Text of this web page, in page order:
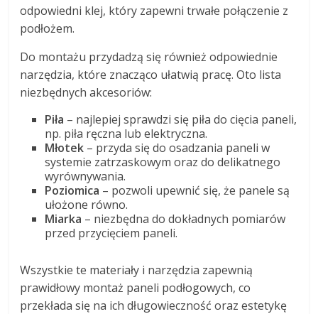
odpowiedni klej, który zapewni trwałe połączenie z
podłożem.
Do montażu przydadzą się również odpowiednie
narzędzia, które znacząco ułatwią pracę. Oto lista
niezbędnych akcesoriów:
Piła – najlepiej sprawdzi się piła do cięcia paneli,
np. piła ręczna lub elektryczna.
Młotek – przyda się do osadzania paneli w
systemie zatrzaskowym oraz do delikatnego
wyrównywania.
Poziomica – pozwoli upewnić się, że panele są
ułożone równo.
Miarka – niezbędna do dokładnych pomiarów
przed przycięciem paneli.
Wszystkie te materiały i narzędzia zapewnią
prawidłowy montaż paneli podłogowych, co
przekłada się na ich długowieczność oraz estetykę